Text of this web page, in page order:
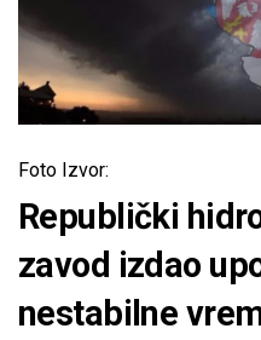
Foto Izvor:
Republički
zavod izdao
nestabilne